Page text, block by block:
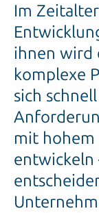
Im
ihnen wird
komplexe
sich
mit hohem
entwickeln